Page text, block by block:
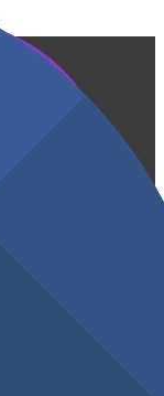
Descoperă
living,
și design
tău